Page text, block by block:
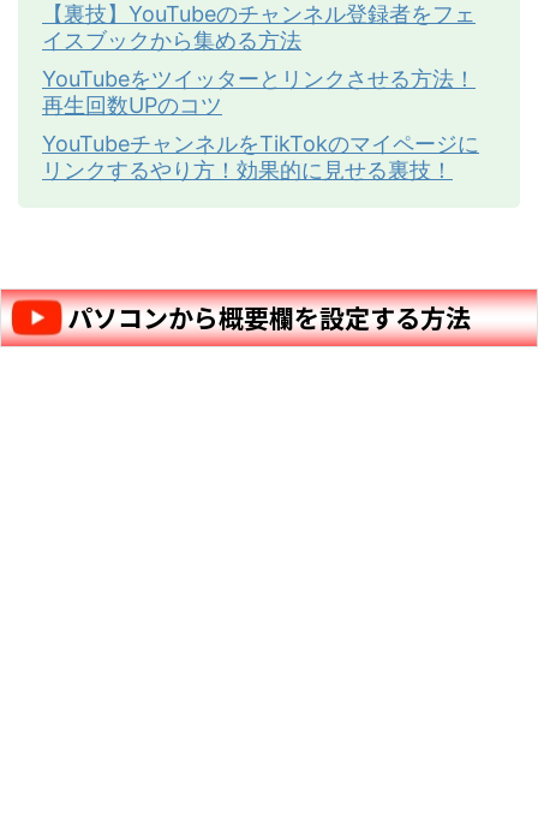
【裏技】YouTubeのチャンネル登録者をフェ
イスブックから集める方法
YouTubeをツイッターとリンクさせる方法！
再生回数UPのコツ
YouTubeチャンネルをTikTokのマイページに
リンクするやり方！効果的に見せる裏技！
パソコンから概要欄を設定する方法